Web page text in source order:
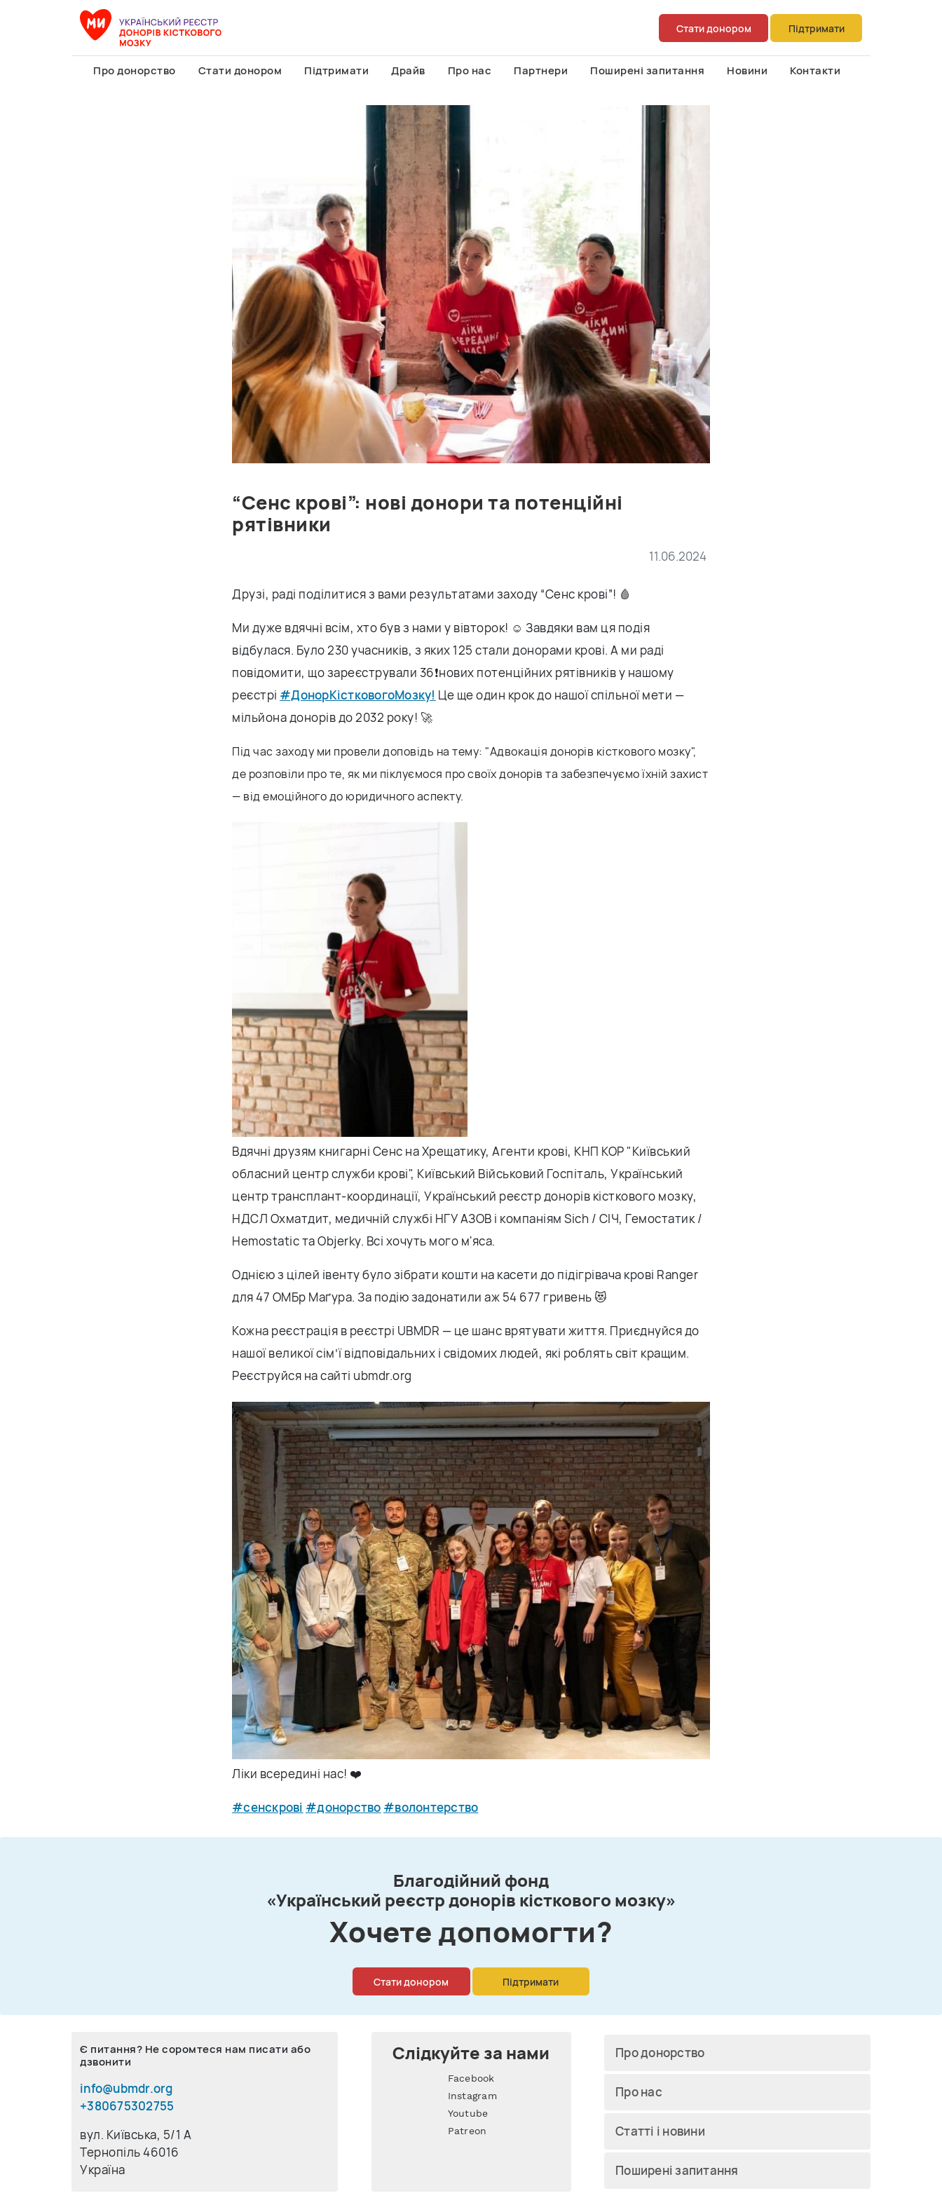
Стати донором Підтримати
Про донорство Стати донором Підтримати Драйв Про нас Партнери Поширені запитання Новини Контакти
“Сенс крові”: нові донори та потенційні
рятівники
11.06.2024
Друзі, раді поділитися з вами результатами заходу “Сенс крові”! 🩸
Ми дуже вдячні всім, хто був з нами у вівторок! ☺️ Завдяки вам ця подія
відбулася. Було 230 учасників, з яких 125 стали донорами крові. А ми раді
повідомити, що зареєстрували 36❗️нових потенційних рятівників у нашому
реєстрі #ДонорКістковогоМозку! Це ще один крок до нашої спільної мети —
мільйона донорів до 2032 року! 🚀
Під час заходу ми провели доповідь на тему: "Адвокація донорів кісткового мозку",
де розповіли про те, як ми піклуємося про своїх донорів та забезпечуємо їхній захист
— від емоційного до юридичного аспекту.
Вдячні друзям книгарні Сенс на Хрещатику, Агенти крові, КНП КОР "Київський
обласний центр служби крові", Київський Військовий Госпіталь, Український
центр трансплант-координації, Український реєстр донорів кісткового мозку,
НДСЛ Охматдит, медичній службі НГУ АЗОВ і компаніям Sich / CІЧ, Гемостатик /
Hemostatic та Objerky. Всі хочуть мого м'яса.
Однією з цілей івенту було зібрати кошти на касети до підігрівача крові Ranger
для 47 ОМБр Маґура. За подію задонатили аж 54 677 гривень 😻
Кожна реєстрація в реєстрі UBMDR — це шанс врятувати життя. Приєднуйся до
нашої великої сім’ї відповідальних і свідомих людей, які роблять світ кращим.
Реєструйся на сайті ubmdr.org
Ліки всередині нас! ❤️
#сенскрові #донорство #волонтерство
Благодійний фонд
«Український реєстр донорів кісткового мозку»
Xочете допомогти?
Стати донором Підтримати
Є питання? Не соромтеся нам писати або
дзвонити
info@ubmdr.org
+380675302755
вул. Київська, 5/1 A
Тернопіль 46016
Україна
Слідкуйте за нами
Facebook
Instagram
Youtube
Patreon
Про донорство
Про нас
Cтатті і новини
Поширені запитання